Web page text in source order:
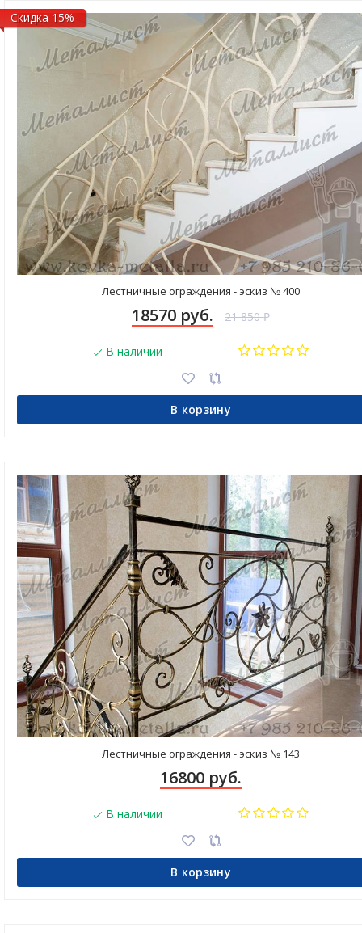
Скидка 15%
Лестничные ограждения - эскиз № 400
18570 руб. 21 850₽
В наличии
В корзину
Лестничные ограждения - эскиз № 143
16800 руб.
В наличии
В корзину